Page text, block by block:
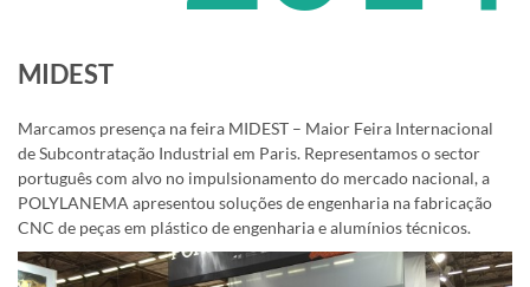
MIDEST
Marcamos presença na feira MIDEST – Maior Feira Internacional
de Subcontratação Industrial em Paris. Representamos o sector
português com alvo no impulsionamento do mercado nacional, a
POLYLANEMA apresentou soluções de engenharia na fabricação
CNC de peças em plástico de engenharia e alumínios técnicos.